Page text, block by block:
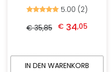
Bewertet
5.00
von
5.00 (2)
€ 35,85
Ursprünglicher Preis war: € 35,85
€ 34,05
IN DEN WARENKORB